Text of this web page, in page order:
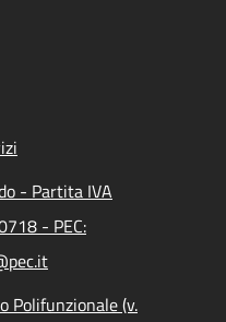
- Partita IVA
- PEC:
Polifunzionale (v.